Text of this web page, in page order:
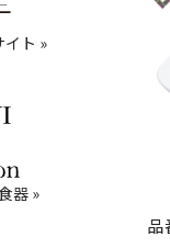
イト »
器 »